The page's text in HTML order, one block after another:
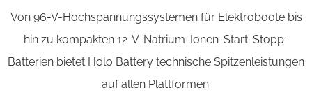
Von 96-V-Hochspannungssystemen für Elektroboote bis
hin zu kompakten 12-V-Natrium-Ionen-Start-Stopp-
Batterien bietet Holo Battery technische Spitzenleistungen
auf allen Plattformen.